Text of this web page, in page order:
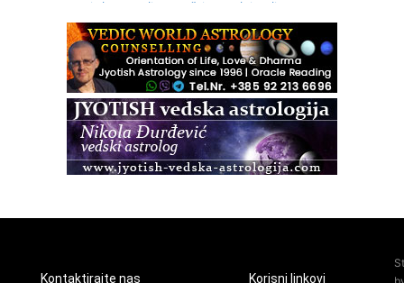
Osnovni ThetaHealing® tečaj, Zagreb i Online
Zagreb
Osnovna radionica za izscjeljivanje pranom (Basic Pranic
Healing course)
Access BARS®, otpusti stres
Access Energetski Facelift®
Tečaj Višeg Vodstva, razvijanja intuicije i Akaša zapisa
Kontaktirajte nas Korisni linkovi